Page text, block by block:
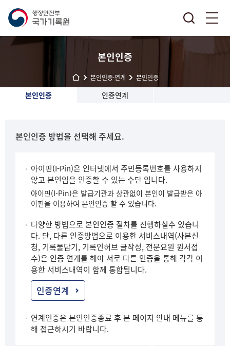
본인인증
본인인증·연계 본인인증
본인인증 인증연계
본인인증 방법을 선택해 주세요.
아이핀(I-Pin)은 인터넷에서 주민등록번호를 사용하지
않고 본인임을 인증할 수 있는 수단 입니다.
아이핀(I-Pin)은 발급기관과 상관없이 본인이 발급받은 아
이핀을 이용하여 본인인증 할 수 있습니다.
다양한 방법으로 본인인증 절차를 진행하실수 있습니
다. 단, 다른 인증방법으로 이용한 서비스내역(사본신
청, 기록물담기, 기록인허브 글작성, 전문요원 원서접
수)은 인증 연계를 해야 서로 다른 인증을 통해 각각 이
용한 서비스내역이 함께 통합됩니다.
인증연계
연계인증은 본인인증종료 후 본 페이지 안내 메뉴를 통
해 접근하시기 바랍니다.